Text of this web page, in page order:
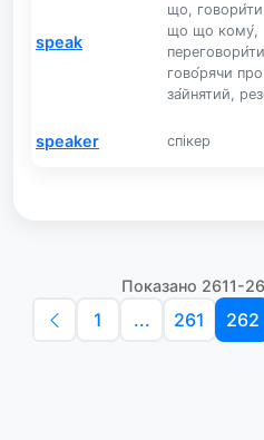
speak
що,
що що кому́,
гово́рячи
за́йнятий,
speaker спікер
Показано 2611-
1 ... 261 262